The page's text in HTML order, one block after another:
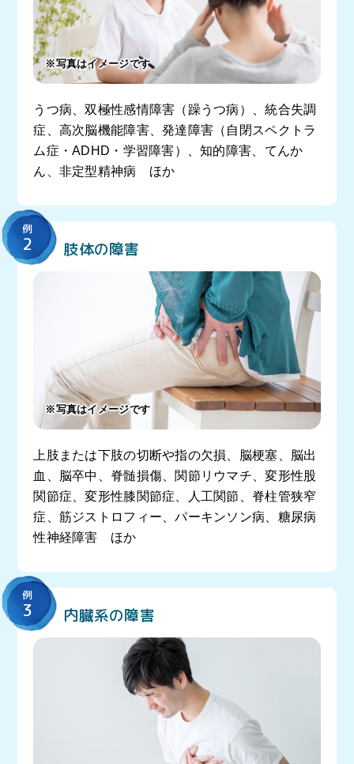
※写真はイメージです
うつ病、双極性感情障害（躁うつ病）、統合失調
症、高次脳機能障害、発達障害（自閉スペクトラ
ム症・ADHD・学習障害）、知的障害、てんか
ん、非定型精神病 ほか
例
2 肢体の障害
※写真はイメージです
上肢または下肢の切断や指の欠損、脳梗塞、脳出
血、脳卒中、脊髄損傷、関節リウマチ、変形性股
関節症、変形性膝関節症、人工関節、脊柱管狭窄
症、筋ジストロフィー、パーキンソン病、糖尿病
性神経障害 ほか
例
3 内臓系の障害